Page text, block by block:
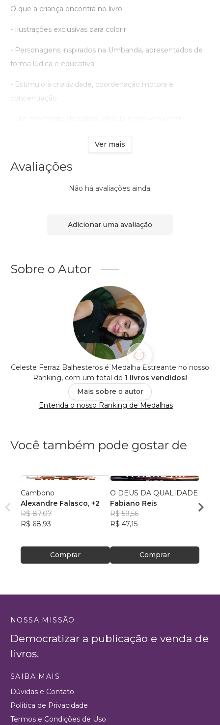
O que a criança encontra no livro:
- Ilustrações exclusivas para colorir
- Personagens inspirados na Umbanda, apresentados de
forma lúdica e educativa
- Estímulo à criatividade, coordenação motora e
concentração
Ver mais
Avaliações
Não há avaliações ainda.
Adicionar uma avaliação
Sobre o Autor
Celeste Ferraz Balhesteros é Medalha Estreante no nosso
Ranking, com um total de 1 livros vendidos!
Mais sobre o autor
Entenda o nosso Ranking de Medalhas
Você também pode gostar de
Cambono
Alexandre Falasco, +2
R$ 87,07
R$ 68,93
Comprar
O DEUS DA QUALIDADE
Fabiano Reis
R$ 59,56
R$ 47,15
Comprar
NOSSA MISSÃO
Democratizar a publicação e venda de
livros.
SAIBA MAIS
Dúvidas e Contato
Política de Privacidade
Termos e Condições de Uso